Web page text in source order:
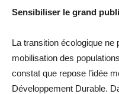
Sensibiliser le grand
La transition écologique ne
mobilisation des
constat que repose l’idée
Développement Durable.